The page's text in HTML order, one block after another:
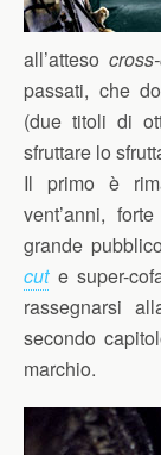
all’atteso
passati, che
(due titoli di
sfruttare lo
Il primo è
vent’anni,
grande
cute super-
rassegnarsi
secondo
marchio.